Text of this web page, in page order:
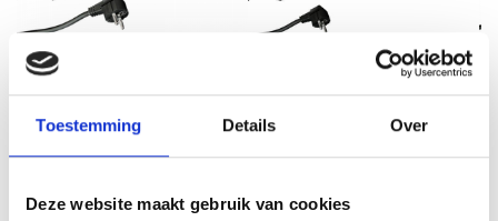
Toestemming Details Over
Deze website maakt gebruik van cookies
Stekkerdoos 6-voudig connect
line Bachmann
€ 34,91
stekkerdoos 6-voudig 2m
€ 37,95